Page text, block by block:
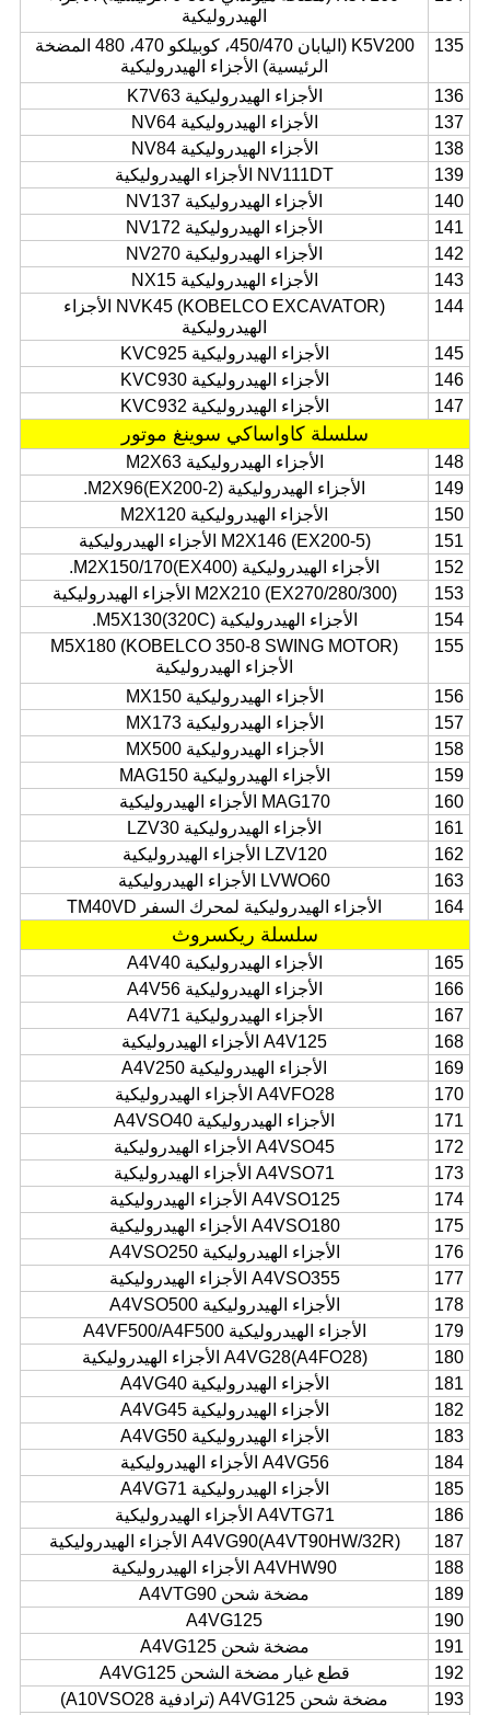
الهيدروليكية
135
K5V200 (اليابان 450/470، كوبيلكو 470، 480 المضخة
الرئيسية) الأجزاء الهيدروليكية
136
الأجزاء الهيدروليكية K7V63
137
الأجزاء الهيدروليكية NV64
138
الأجزاء الهيدروليكية NV84
139
NV111DT الأجزاء الهيدروليكية
140
الأجزاء الهيدروليكية NV137
141
الأجزاء الهيدروليكية NV172
142
الأجزاء الهيدروليكية NV270
143
الأجزاء الهيدروليكية NX15
144
NVK45 (KOBELCO EXCAVATOR) الأجزاء
الهيدروليكية
145
الأجزاء الهيدروليكية KVC925
146
الأجزاء الهيدروليكية KVC930
147
الأجزاء الهيدروليكية KVC932
سلسلة كاواساكي سوينغ موتور
148
الأجزاء الهيدروليكية M2X63
149
الأجزاء الهيدروليكية M2X96(EX200-2).
150
الأجزاء الهيدروليكية M2X120
151
M2X146 (EX200-5) الأجزاء الهيدروليكية
152
الأجزاء الهيدروليكية M2X150/170(EX400).
153
M2X210 (EX270/280/300) الأجزاء الهيدروليكية
154
الأجزاء الهيدروليكية M5X130(320C).
155
M5X180 (KOBELCO 350-8 SWING MOTOR)
الأجزاء الهيدروليكية
156
الأجزاء الهيدروليكية MX150
157
الأجزاء الهيدروليكية MX173
158
الأجزاء الهيدروليكية MX500
159
الأجزاء الهيدروليكية MAG150
160
MAG170 الأجزاء الهيدروليكية
161
الأجزاء الهيدروليكية LZV30
162
LZV120 الأجزاء الهيدروليكية
163
LVWO60 الأجزاء الهيدروليكية
164
الأجزاء الهيدروليكية لمحرك السفر TM40VD
سلسلة ريكسروث
165
الأجزاء الهيدروليكية A4V40
166
الأجزاء الهيدروليكية A4V56
167
الأجزاء الهيدروليكية A4V71
168
A4V125 الأجزاء الهيدروليكية
169
الأجزاء الهيدروليكية A4V250
170
A4VFO28 الأجزاء الهيدروليكية
171
الأجزاء الهيدروليكية A4VSO40
172
A4VSO45 الأجزاء الهيدروليكية
173
A4VSO71 الأجزاء الهيدروليكية
174
A4VSO125 الأجزاء الهيدروليكية
175
A4VSO180 الأجزاء الهيدروليكية
176
الأجزاء الهيدروليكية A4VSO250
177
A4VSO355 الأجزاء الهيدروليكية
178
الأجزاء الهيدروليكية A4VSO500
179
الأجزاء الهيدروليكية A4VF500/A4F500
180
A4VG28(A4FO28) الأجزاء الهيدروليكية
181
الأجزاء الهيدروليكية A4VG40
182
الأجزاء الهيدروليكية A4VG45
183
الأجزاء الهيدروليكية A4VG50
184
A4VG56 الأجزاء الهيدروليكية
185
الأجزاء الهيدروليكية A4VG71
186
A4VTG71 الأجزاء الهيدروليكية
187
A4VG90(A4VT90HW/32R) الأجزاء الهيدروليكية
188
A4VHW90 الأجزاء الهيدروليكية
189
مضخة شحن A4VTG90
190
A4VG125
191
مضخة شحن A4VG125
192
قطع غيار مضخة الشحن A4VG125
193
مضخة شحن A4VG125 (ترادفية A10VSO28)